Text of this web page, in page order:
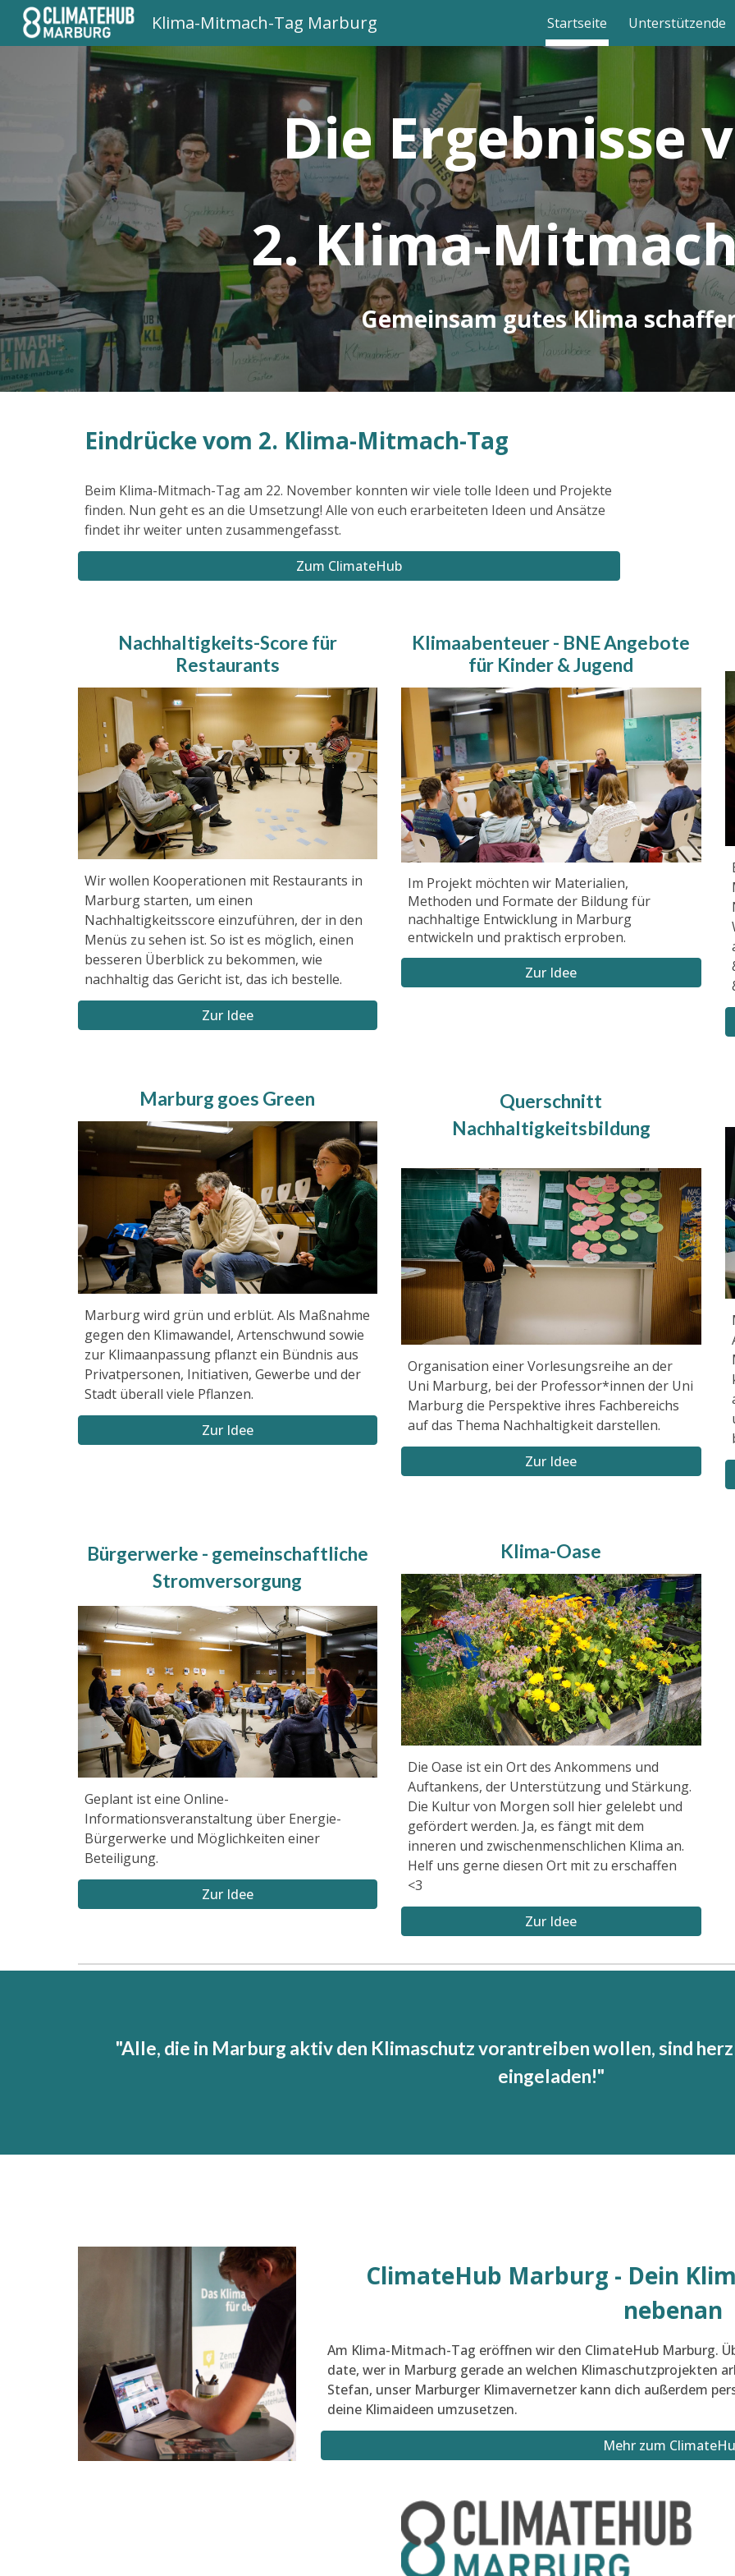
Skip to main content Skip to
Klima-Mitmach-Tag Marburg Startseite Unterstützende
Die Ergebnisse
2. Klima-
Gemeinsam gutes Klima
Eindrücke vom 2. Klima-Mitmach-Tag
Beim Klima-Mitmach-Tag am 22. November konnten wir viele tolle Ideen und Projekte
finden. Nun geht es an die Umsetzung! Alle von euch erarbeiteten Ideen und Ansätze
findet ihr weiter unten zusammengefasst.
Zum ClimateHub
Nachhaltigkeits-Score für
Restaurants
Wir wollen Kooperationen mit Restaurants in
Marburg starten, um einen
Nachhaltigkeitsscore einzuführen, der in den
Menüs zu sehen ist. So ist es möglich, einen
besseren Überblick zu bekommen, wie
nachhaltig das Gericht ist, das ich bestelle.
Zur Idee
Klimaabenteuer - BNE Angebote
für Kinder & Jugend
Im Projekt möchten wir Materialien,
Methoden und Formate der Bildung für
nachhaltige Entwicklung in Marburg
entwickeln und praktisch erproben.
Zur Idee
Marburg goes Green
Marburg wird grün und erblüt. Als Maßnahme
gegen den Klimawandel, Artenschwund sowie
zur Klimaanpassung pflanzt ein Bündnis aus
Privatpersonen, Initiativen, Gewerbe und der
Stadt überall viele Pflanzen.
Zur Idee
Querschnitt
Nachhaltigkeitsbildung
Organisation einer Vorlesungsreihe an der
Uni Marburg, bei der Professor*innen der Uni
Marburg die Perspektive ihres Fachbereichs
auf das Thema Nachhaltigkeit darstellen.
Zur Idee
Bürgerwerke - gemeinschaftliche
Stromversorgung
Geplant ist eine Online-
Informationsveranstaltung über Energie-
Bürgerwerke und Möglichkeiten einer
Beteiligung.
Zur Idee
Klima-Oase
Die Oase ist ein Ort des Ankommens und
Auftankens, der Unterstützung und Stärkung.
Die Kultur von Morgen soll hier gelelebt und
gefördert werden. Ja, es fängt mit dem
inneren und zwischenmenschlichen Klima an.
Helf uns gerne diesen Ort mit zu erschaffen
<3
Zur Idee
"Alle, die in Marburg aktivden Klimaschutz vorantreiben wollen, sind
eingeladen!"
ClimateHub Marburg - Dein
nebenan
Am Klima-Mitmach-Tag eröffnen wir den ClimateHub Marburg.
date, wer in Marburg gerade an welchen Klimaschutzprojekten
Stefan, unser Marburger Klimavernetzer kann dich außerdem
deine Klimaideen umzusetzen.
Mehr zum